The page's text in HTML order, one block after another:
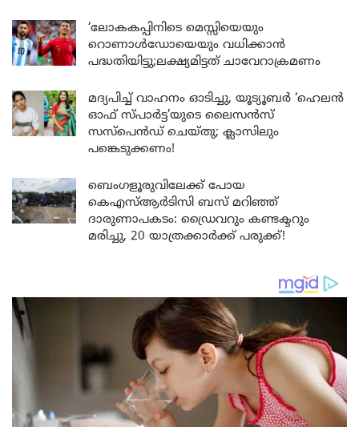
‘ലോകകപ്പിനിടെ മെസ്സിയെയും
റൊണാൾഡോയെയും വധിക്കാൻ
പദ്ധതിയിട്ടു;ലക്ഷ്യമിട്ടത് ചാവേറാക്രമണം
മദ്യപിച്ച് വാഹനം ഓടിച്ചു, യൂട്യൂബർ ‘ഹെലൻ
ഓഫ് സ്പാർട്ട’യുടെ ലൈസൻസ്
സസ്പെൻഡ് ചെയ്തു; ക്ലാസിലും
പങ്കെടുക്കണം!
ബെംഗളൂരുവിലേക്ക് പോയ
കെഎസ്ആർടിസി ബസ് മറിഞ്ഞ്
ദാരുണാപകടം: ഡ്രൈവറും കണ്ടക്ടറും
മരിച്ചു, 20 യാത്രക്കാർക്ക് പരുക്ക്!